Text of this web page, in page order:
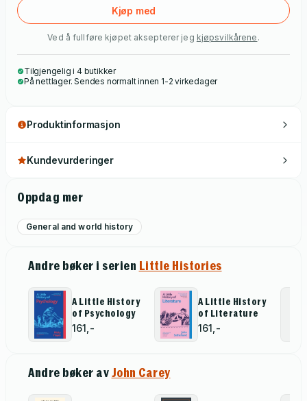
have started to question what makes a poem ‘great’ in the
first place. Little Histories – Inspiring Guides for Curious Minds
Kjøp med
Ved å fullføre kjøpet aksepterer jeg kjøpsvilkårene .
Tilgjengelig i 4 butikker
På nettlager. Sendes normalt innen 1-2 virkedager
Produktinformasjon
Kundevurderinger
Oppdag mer
General and world history
Andre bøker i serien Little Histories
A Little History
of Psychology
161,-
A Little History
of Literature
161,-
Andre bøker avJohn Carey